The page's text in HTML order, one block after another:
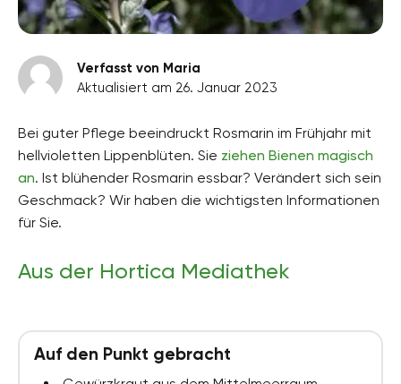
Verfasst von Maria
Aktualisiert am 26. Januar 2023
Bei guter Pflege beeindruckt Rosmarin im Frühjahr mit
hellvioletten Lippenblüten. Sie ziehen Bienen magisch
an. Ist blühender Rosmarin essbar? Verändert sich sein
Geschmack? Wir haben die wichtigsten Informationen
für Sie.
Aus der Hortica Mediathek
Auf den Punkt gebracht